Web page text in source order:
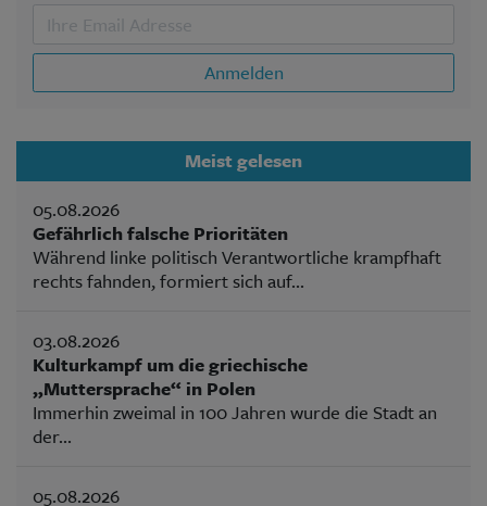
Anmelden
Meist gelesen
05.08.2026
Gefährlich falsche Prioritäten
Während linke politisch Verantwortliche krampfhaft
rechts fahnden, formiert sich auf...
03.08.2026
Kulturkampf um die griechische
„Muttersprache“ in Polen
Immerhin zweimal in 100 Jahren wurde die Stadt an
der...
05.08.2026